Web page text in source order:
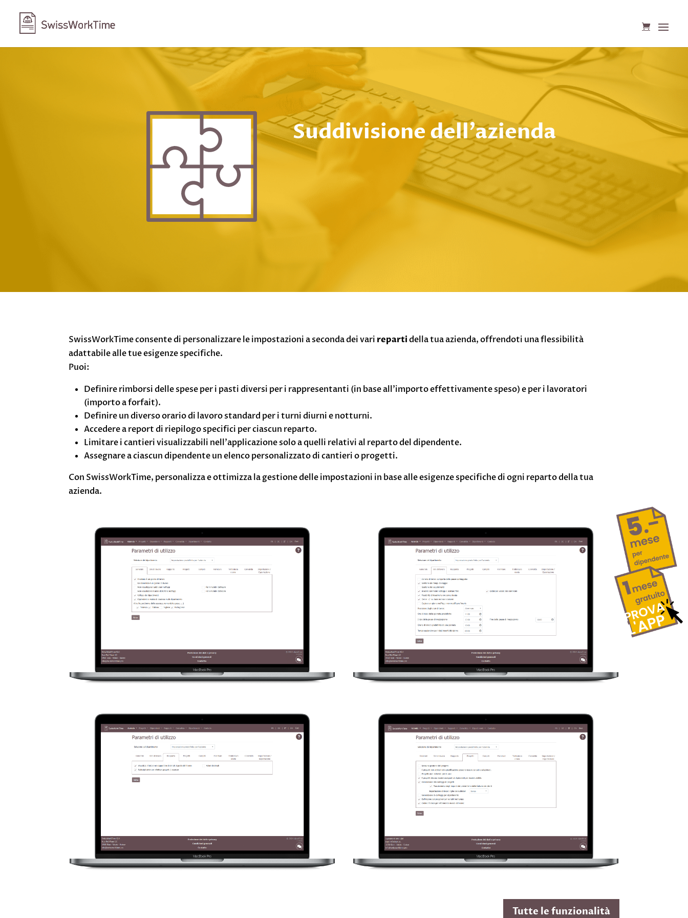
Suddivisione dell’azienda
SwissWorkTime consente di personalizzare le impostazioni a seconda dei vari repartidella tua azienda, offrendoti una flessibilità
adattabile alle tue esigenze specifiche.
Puoi:
Definire rimborsi delle spese per i pasti diversi per i rappresentanti (in base all’importo effettivamente speso) e per i lavoratori
(importo a forfait).
Definire un diverso orario di lavoro standard per i turni diurni e notturni.
Accedere a report di riepilogo specifici per ciascun reparto.
Limitare i cantieri visualizzabili nell’applicazione solo a quelli relativi al reparto del dipendente.
Assegnare a ciascun dipendente un elenco personalizzato di cantieri o progetti.
Con SwissWorkTime, personalizza e ottimizza la gestione delle impostazioni in base alle esigenze specifiche di ogni reparto della tua
azienda.
Tutte le funzionalità